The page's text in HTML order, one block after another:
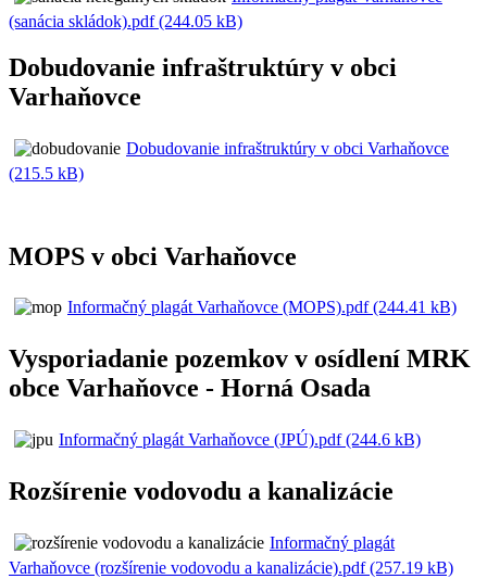
(sanácia skládok).pdf (244.05 kB)
Dobudovanie infraštruktúry v obci
Varhaňovce
Dobudovanie infraštruktúry v obci Varhaňovce
(215.5 kB)
MOPS v obci Varhaňovce
Informačný plagát Varhaňovce (MOPS).pdf (244.41 kB)
Vysporiadanie pozemkov v osídlení MRK
obce Varhaňovce - Horná Osada
Informačný plagát Varhaňovce (JPÚ).pdf (244.6 kB)
Rozšírenie vodovodu a kanalizácie
Informačný plagát
Varhaňovce (rozšírenie vodovodu a kanalizácie).pdf (257.19 kB)